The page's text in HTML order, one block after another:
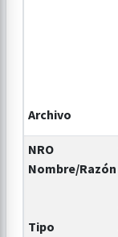
Archivo
NRO
Nombre/Razón
Tipo